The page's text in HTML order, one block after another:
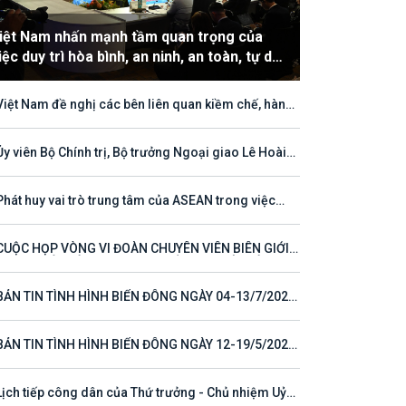
Nam nhấn mạnh tầm quan trọng của
duy trì hòa bình, an ninh, an toàn, tự do
hải và hàng không
Nam đề nghị các bên liên quan kiềm chế, hành
và quyền tài phán đối với vùng đặc quyền kinh tế
lục địa của quốc gia ven biển
viên Bộ Chính trị, Bộ trưởng Ngoại giao Lê Hoài
33
huy vai trò trung tâm của ASEAN trong việc
HỌP VÒNG VI ĐOÀN CHUYÊN VIÊN BIÊN GIỚI
TÁC VÀ PHÁT TRIỂN
TIN TÌNH HÌNH BIỂN ĐÔNG NGÀY 04-13/7/2026
TIN TÌNH HÌNH BIỂN ĐÔNG NGÀY 12-19/5/2026
tiếp công dân của Thứ trưởng - Chủ nhiệm Uỷ